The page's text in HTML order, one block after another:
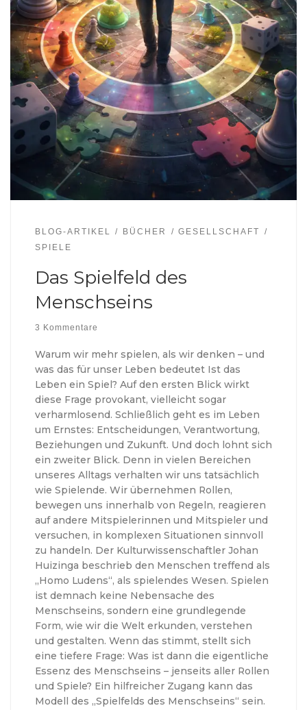
BLOG-ARTIKEL BÜCHER
GESELLSCHAFT
SPIELE
Das Spielfeld des
Menschseins
3 Kommentare
Warum wir mehr spielen, als wir denken – und
was das für unser Leben bedeutet Ist das
Leben ein Spiel? Auf den ersten Blick wirkt
diese Frage provokant, vielleicht sogar
verharmlosend. Schließlich geht es im Leben
um Ernstes: Entscheidungen, Verantwortung,
Beziehungen und Zukunft. Und doch lohnt sich
ein zweiter Blick. Denn in vielen Bereichen
unseres Alltags verhalten wir uns tatsächlich
wie Spielende. Wir übernehmen Rollen,
bewegen uns innerhalb von Regeln, reagieren
auf andere Mitspielerinnen und Mitspieler und
versuchen, in komplexen Situationen sinnvoll
zu handeln. Der Kulturwissenschaftler Johan
Huizinga beschrieb den Menschen treffend als
„Homo Ludens“, als spielendes Wesen. Spielen
ist demnach keine Nebensache des
Menschseins, sondern eine grundlegende
Form, wie wir die Welt erkunden, verstehen
und gestalten. Wenn das stimmt, stellt sich
eine tiefere Frage: Was ist dann die eigentliche
Essenz des Menschseins – jenseits aller Rollen
und Spiele? Ein hilfreicher Zugang kann das
Modell des „Spielfelds des Menschseins“ sein.